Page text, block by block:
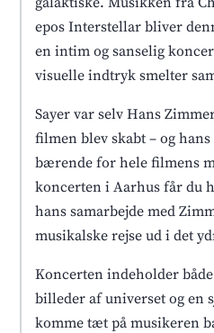
epos Interstellar bliver
en intim og sanselig
visuelle indtryk smelter
Sayer var selv Hans
filmen blev skabt – og
bærende for hele filmens
koncerten i Aarhus får du
hans samarbejde med
musikalske rejse ud i det
Koncerten indeholder
billeder af universet og en
komme tæt på musikeren